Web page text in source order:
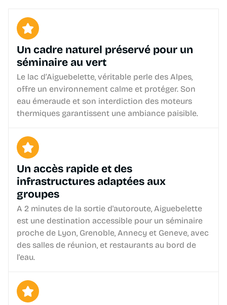
Un cadre naturel préservé pour un
séminaire au vert
Le lac d’Aiguebelette, véritable perle des Alpes,
offre un environnement calme et protéger. Son
eau émeraude et son interdiction des moteurs
thermiques garantissent une ambiance paisible.
Un accès rapide et des
infrastructures adaptées aux
groupes
A 2 minutes de la sortie d'autoroute, Aiguebelette
est une destination accessible pour un séminaire
proche de Lyon, Grenoble, Annecy et Geneve, avec
des salles de réunion, et restaurants au bord de
l'eau.